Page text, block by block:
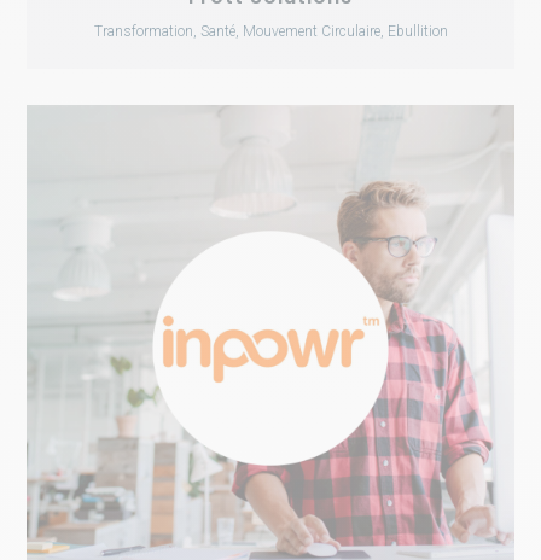
Transformation, Santé, Mouvement Circulaire, Ebullition